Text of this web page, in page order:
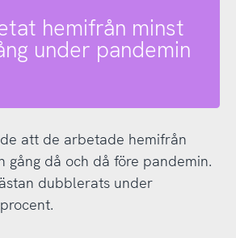
hemifrån minst
under pandemin
att de arbetade hemifrån
gång då och då före pandemin.
dubblerats under